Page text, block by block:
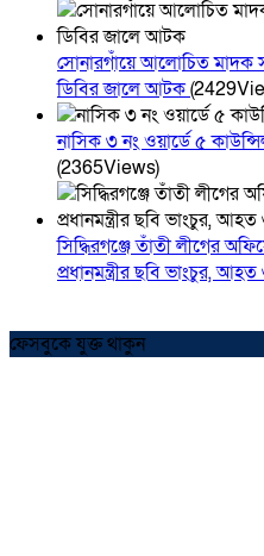
সোনারগাঁয়ে আলোচিত মাদক
ডিবির জালে আটক
নাসিক ৩ নং ওয়ার্ডে ৫
(2365Views)
সিদ্ধিরগঞ্জে তাঁতী লীগের
প্রধানমন্ত্রীর ছবি ভাংচুর,
ফেসবুকে যুক্ত থাকুন